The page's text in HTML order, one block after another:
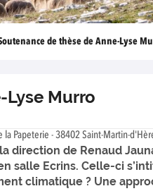
de thèse de Anne-Lyse
Murro
la Papeterie - 38402 Saint-Martin-
direction de Renaud
salle Ecrins. Celle-ci
climatique ? Une